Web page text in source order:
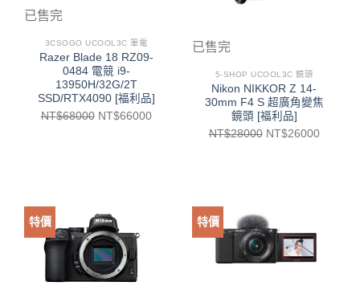
已售完
3CSOGO UCOOL3C 筆電
Razer Blade 18 RZ09-
0484 電競 i9-
13950H/32G/2T
SSD/RTX4090 [福利品]
NT$68000 NT$66000
已售完
5-SHOP UCOOL3C 鏡頭
Nikon NIKKOR Z 14-
30mm F4 S 超廣角變焦
鏡頭 [福利品]
NT$28000 NT$26000
特價 特價